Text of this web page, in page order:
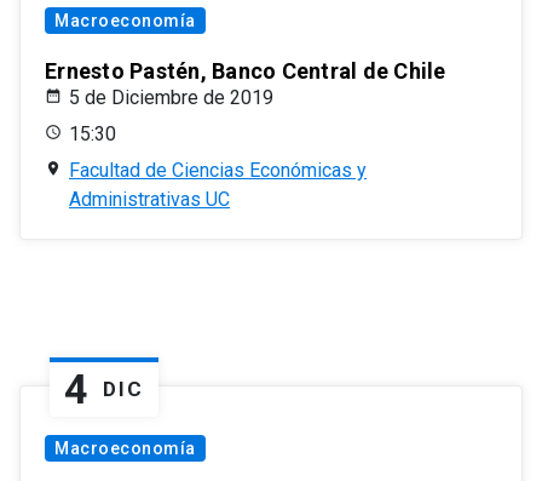
Macroeconomía
Ernesto Pastén, Banco Central de Chile
5 de Diciembre de 2019
15:30
Facultad de Ciencias Económicas y
Administrativas UC
4 DIC
Macroeconomía